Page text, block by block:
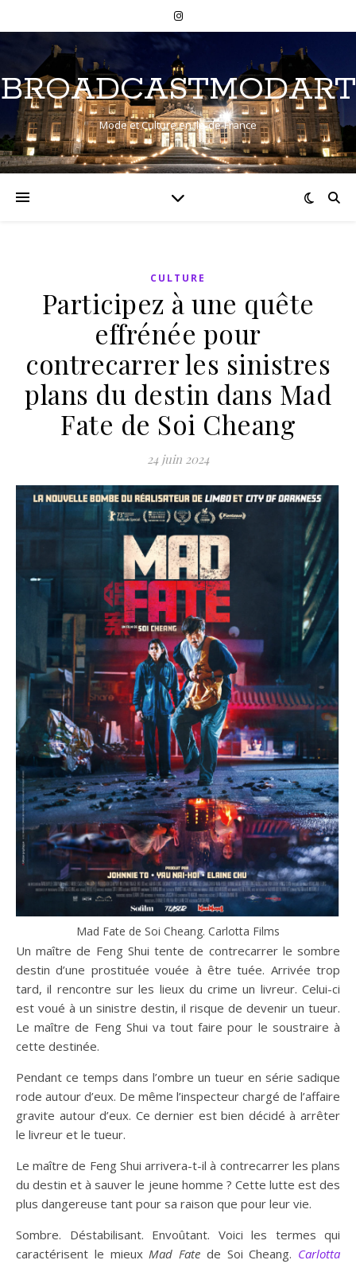
BROADCASTMODART
Mode et Culture en Ile-de-France
CULTURE
Participez à une quête
effrénée pour
contrecarrer les sinistres
plans du destin dans Mad
Fate de Soi Cheang
24 juin 2024
Mad Fate de Soi Cheang. Carlotta Films
Un maître de Feng Shui tente de contrecarrer le sombre
destin d’une prostituée vouée à être tuée. Arrivée trop
tard, il rencontre sur les lieux du crime un livreur. Celui-ci
est voué à un sinistre destin, il risque de devenir un tueur.
Le maître de Feng Shui va tout faire pour le soustraire à
cette destinée.
Pendant ce temps dans l’ombre un tueur en série sadique
rode autour d’eux. De même l’inspecteur chargé de l’affaire
gravite autour d’eux. Ce dernier est bien décidé à arrêter
le livreur et le tueur.
Le maître de Feng Shui arrivera-t-il à contrecarrer les plans
du destin et à sauver le jeune homme ? Cette lutte est des
plus dangereuse tant pour sa raison que pour leur vie.
Sombre. Déstabilisant. Envoûtant. Voici les termes qui
caractérisent le mieuxMad Fate de Soi Cheang. Carlotta